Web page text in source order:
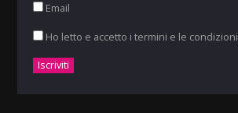
Email
Ho letto e accetto i termini e le condizioni